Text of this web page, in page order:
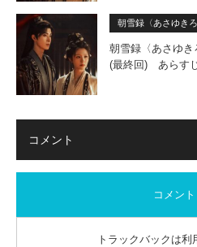
朝雪録〈あさゆきろ
朝雪録〈あさゆき
(最終回) あらす
コメント
コメン
トラックバックは利